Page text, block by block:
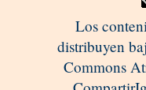
Los
distribuyen
Commons